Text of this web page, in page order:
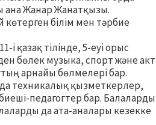
ана Жанар Жанатқызы.
білім мен тәрбие
қазақ тілінде, 5-еуі орыс
бөлек музыка, спорт және акт
арнайы бөлмелері бар.
техникалық қызметкерлер,
педагогтер бар. Балаларды
да ата-аналары кезекке